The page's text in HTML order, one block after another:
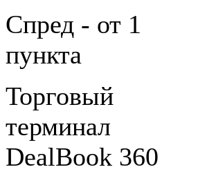
Спред - от 1
пункта
Торговый
терминал
DealBook 360